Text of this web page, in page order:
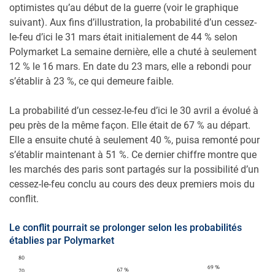
optimistes qu’au début de la guerre (voir le graphique
suivant). Aux fins d’illustration, la probabilité d’un cessez-
le-feu d’ici le 31 mars était initialement de 44 % selon
Polymarket La semaine dernière, elle a chuté à seulement
12 % le 16 mars. En date du 23 mars, elle a rebondi pour
s’établir à 23 %, ce qui demeure faible.
La probabilité d’un cessez-le-feu d’ici le 30 avril a évolué à
peu près de la même façon. Elle était de 67 % au départ.
Elle a ensuite chuté à seulement 40 %, puisa remonté pour
s’établir maintenant à 51 %. Ce dernier chiffre montre que
les marchés des paris sont partagés sur la possibilité d’un
cessez-le-feu conclu au cours des deux premiers mois du
conflit.
Le conflit pourrait se prolonger selon les probabilités
établies par Polymarket